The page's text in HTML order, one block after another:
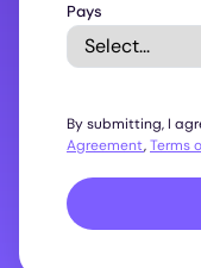
Pays
By submitting, I
Agreement,Terms